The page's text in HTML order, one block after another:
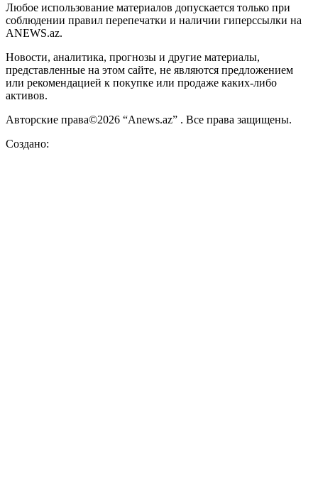
Любое использование материалов допускается только при
соблюдении правил перепечатки и наличии гиперссылки на
ANEWS.az.
Новости, аналитика, прогнозы и другие материалы,
представленные на этом сайте, не являются предложением
или рекомендацией к покупке или продаже каких-либо
активов.
Авторские права©2026 “Anews.az” . Все права защищены.
Создано: